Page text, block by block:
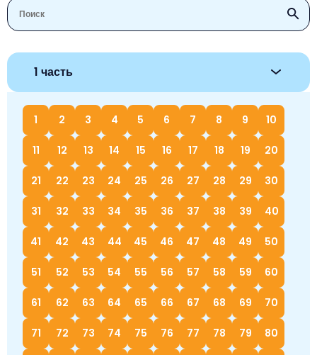
1 часть
1 2 3 4 5 6 7 8 9 10
11 12 13 14 15 16 17 18 19 20
21 22 23 24 25 26 27 28 29 30
31 32 33 34 35 36 37 38 39 40
41 42 43 44 45 46 47 48 49 50
51 52 53 54 55 56 57 58 59 60
61 62 63 64 65 66 67 68 69 70
71 72 73 74 75 76 77 78 79 80